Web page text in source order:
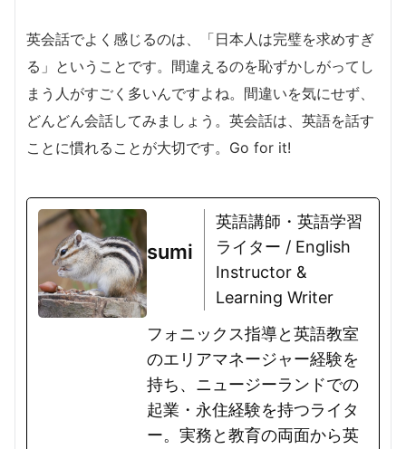
英会話でよく感じるのは、「日本人は完璧を求めすぎ
る」ということです。間違えるのを恥ずかしがってし
まう人がすごく多いんですよね。間違いを気にせず、
どんどん会話してみましょう。英会話は、英語を話す
ことに慣れることが大切です。Go for it!
sumi
英語講師・英語学習
ライター / English
Instructor &
Learning Writer
フォニックス指導と英語教室
のエリアマネージャー経験を
持ち、ニュージーランドでの
起業・永住経験を持つライタ
ー。実務と教育の両面から英